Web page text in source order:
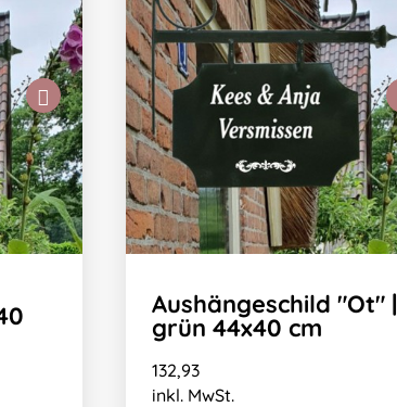
Aushängeschild "Ot" |
grün 44x40 cm
132,93
inkl. MwSt.